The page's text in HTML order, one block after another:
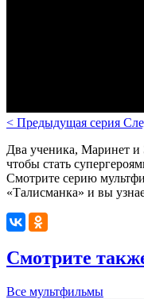
< Предыдущая серия
Два ученика, Маринет
чтобы стать
Смотрите серию
«Талисманка» и вы
Смотрите
Все мультфильмы